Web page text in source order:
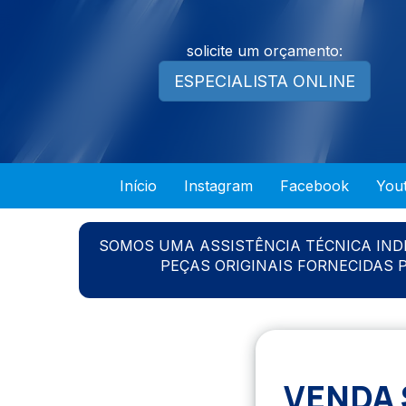
solicite um orçamento:
ESPECIALISTA ONLINE
Início Instagram Facebook
SOMOS UMA ASSISTÊNCIA TÉCNICA
PEÇAS ORIGINAIS FORNECIDAS